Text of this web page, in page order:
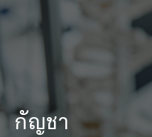
กัญชา